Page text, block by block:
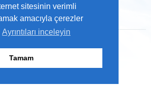
sitesinin verimli
amacıyla çerezler
Ayrıntıları inceleyin
Tamam
2026 Kayseri Büyükşehir Belediyesi